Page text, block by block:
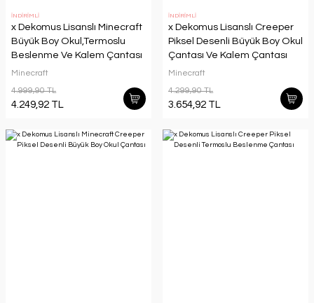
İNDİRİMLİ
x Dekomus Lisanslı Minecraft
Büyük Boy Okul,Termoslu
Beslenme Ve Kalem Çantası
Seti
Minecraft
4.999,90 TL
4.249,92 TL
İNDİRİMLİ
x Dekomus Lisanslı Creeper
Piksel Desenli Büyük Boy Okul
Çantası Ve Kalem Çantası
Seti
Minecraft
4.299,90 TL
3.654,92 TL